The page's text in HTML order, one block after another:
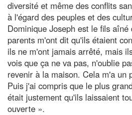
diversité et même des conflits
à l'égard des peuples et des
Dominique Joseph est le fils
parents m'ont dit qu'ils étaient
ils ne m'ont jamais arrêté, mais
vois que ça ne va pas, n'oublie
revenir à la maison. Cela m'a un
Puis j'ai compris que le plus
était justement qu'ils laissaient
ouverte ».